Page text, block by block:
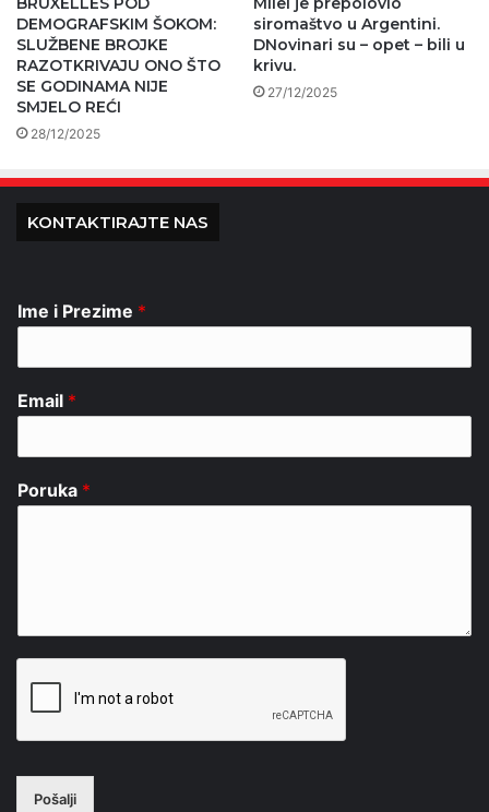
DEMOGRAFSKIM ŠOKOM:
SLUŽBENE BROJKE
RAZOTKRIVAJU ONO ŠTO
SE GODINAMA NIJE
SMJELO REĆI
28/12/2025
siromaštvo u Argentini.
DNovinari su – opet – bili u
krivu.
27/12/2025
KONTAKTIRAJTE NAS
Ime i Prezime *
Email *
Poruka *
Pošalji